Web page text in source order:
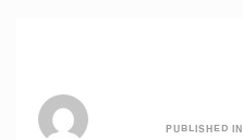
PUBLISHED IN